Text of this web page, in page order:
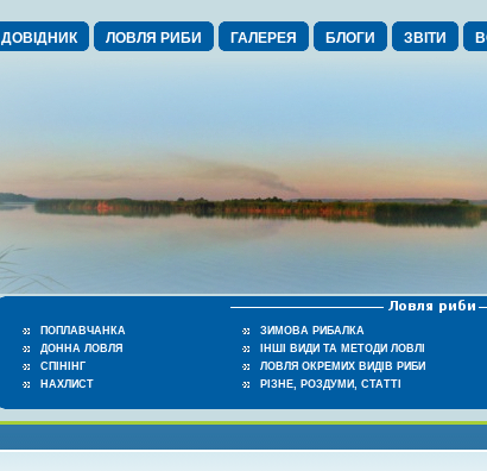
ДОВІДНИК ЛОВЛЯ РИБИ ГАЛЕРЕЯ БЛОГИ ЗВІТИ
ПОПЛАВЧАНКА
ДОННА ЛОВЛЯ
СПІНІНГ
НАХЛИСТ
ЗИМОВА РИБАЛКА
ІНШІ ВИДИ ТА МЕТОДИ ЛОВЛІ
ЛОВЛЯ ОКРЕМИХ ВИДІВ РИБИ
РІЗНЕ, РОЗДУМИ, СТАТТІ